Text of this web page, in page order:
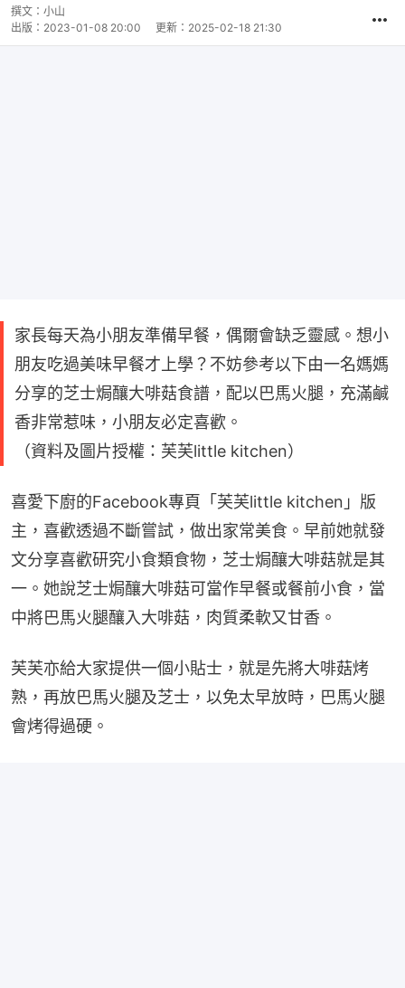
撰文： 小山
出版： 2023-01-08 20:00 更新： 2025-02-18 21:30
家長每天為小朋友準備早餐，偶爾會缺乏靈感。想小
朋友吃過美味早餐才上學？不妨參考以下由一名媽媽
分享的芝士焗釀大啡菇食譜，配以巴馬火腿，充滿鹹
香非常惹味，小朋友必定喜歡。
（資料及圖片授權：芙芙little kitchen）
喜愛下廚的Facebook專頁「芙芙little kitchen」版
主，喜歡透過不斷嘗試，做出家常美食。早前她就發
文分享喜歡研究小食類食物，芝士焗釀大啡菇就是其
一。她說芝士焗釀大啡菇可當作早餐或餐前小食，當
中將巴馬火腿釀入大啡菇，肉質柔軟又甘香。
芙芙亦給大家提供一個小貼士，就是先將大啡菇烤
熟，再放巴馬火腿及芝士，以免太早放時，巴馬火腿
會烤得過硬。